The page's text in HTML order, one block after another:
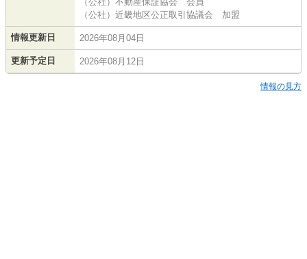
（公社）近畿地区公正取引協議会 加盟
情報更新日 2026年08月04日
更新予定日 2026年08月12日
情報の見方